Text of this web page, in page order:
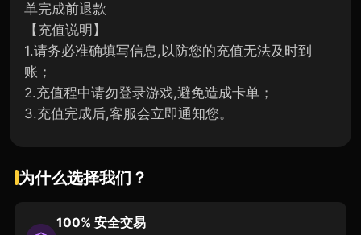
单完成前退款
【充值说明】
1.请务必准确填写信息,以防您的充值无法及时到
账；
2.充值程中请勿登录游戏,避免造成卡单；
3.充值完成后,客服会立即通知您。
为什么选择我们？
100% 安全交易